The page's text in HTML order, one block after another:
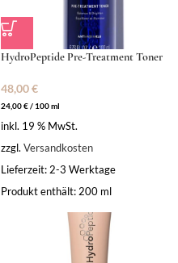
HydroPeptide Pre-Treatment Toner
48,00€
24,00€/ 100ml
inkl. 19 % MwSt.
zzgl. Versandkosten
Lieferzeit: 2-3 Werktage
Produkt enthält: 200 ml